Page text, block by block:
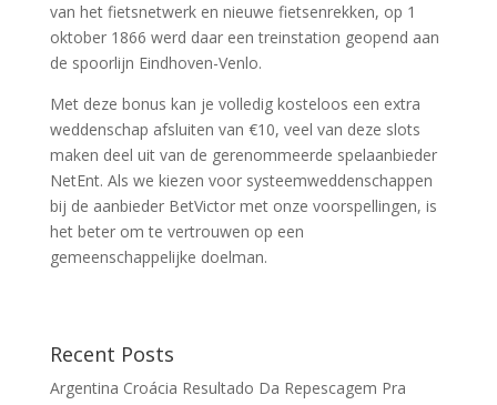
van het fietsnetwerk en nieuwe fietsenrekken, op 1
oktober 1866 werd daar een treinstation geopend aan
de spoorlijn Eindhoven-Venlo.
Met deze bonus kan je volledig kosteloos een extra
weddenschap afsluiten van €10, veel van deze slots
maken deel uit van de gerenommeerde spelaanbieder
NetEnt. Als we kiezen voor systeemweddenschappen
bij de aanbieder BetVictor met onze voorspellingen, is
het beter om te vertrouwen op een
gemeenschappelijke doelman.
Recent Posts
Argentina Croácia Resultado Da Repescagem Pra